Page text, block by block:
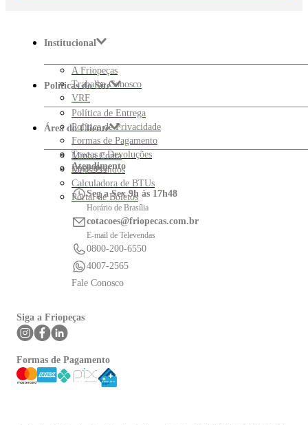
Institucional
A Friopeças
Trabalhe Conosco
VRF
Políticas do Site
Política de Entrega
Política de Privacidade
Formas de Pagamento
Trocas e Devoluções
Logística
Área do Cliente
Minha Conta
Meus Pedidos
Calculadora de BTUs
Portal de Boletos
Atendimento
Seg a Sex 9h às 17h48
Horário de Brasília
cotacoes@friopecas.com.br
E-mail de Televendas
0800-200-6550
4007-2565
Fale Conosco
Siga a Friopeças
Formas de Pagamento